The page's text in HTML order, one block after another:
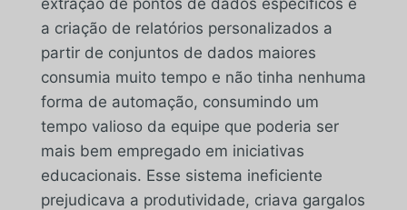
a criação de relatórios personalizados a
partir de conjuntos de dados maiores
consumia muito tempo e não tinha nenhuma
forma de automação, consumindo um
tempo valioso da equipe que poderia ser
mais bem empregado em iniciativas
educacionais. Esse sistema ineficiente
prejudicava a produtividade, criava gargalos